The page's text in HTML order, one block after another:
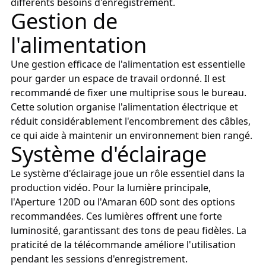
Gestion de
l'alimentation
Une gestion efficace de l'alimentation est essentielle
pour garder un espace de travail ordonné. Il est
recommandé de fixer une multiprise sous le bureau.
Cette solution organise l'alimentation électrique et
réduit considérablement l'encombrement des câbles,
ce qui aide à maintenir un environnement bien rangé.
Système d'éclairage
Le système d'éclairage joue un rôle essentiel dans la
production vidéo. Pour la lumière principale,
l'Aperture 120D ou l'Amaran 60D sont des options
recommandées. Ces lumières offrent une forte
luminosité, garantissant des tons de peau fidèles. La
praticité de la télécommande améliore l'utilisation
pendant les sessions d'enregistrement.